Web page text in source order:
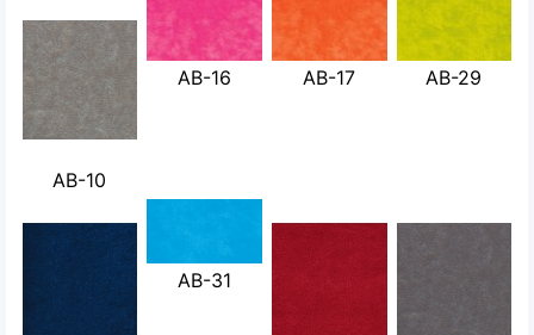
AB-10
AB-16 AB-17 AB-29
AB-31